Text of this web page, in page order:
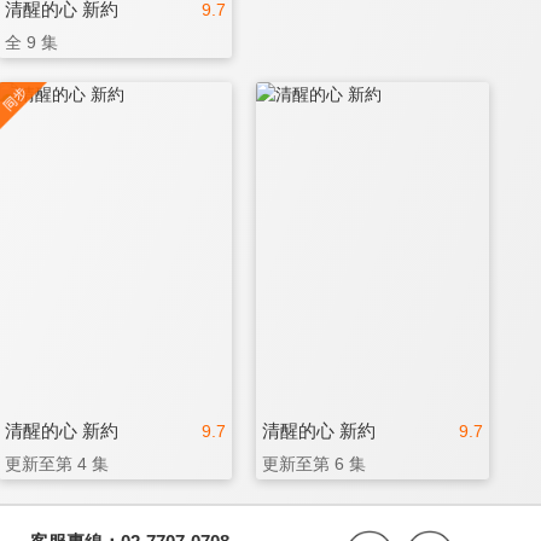
9.7
清醒的心 新約
全 9 集
9.7
清醒的心 新約
更新至第 4 集
9.7
清醒的心 新約
更新至第 6 集